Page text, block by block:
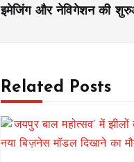
इमेजिंग और नेविगेशन की
Related Posts